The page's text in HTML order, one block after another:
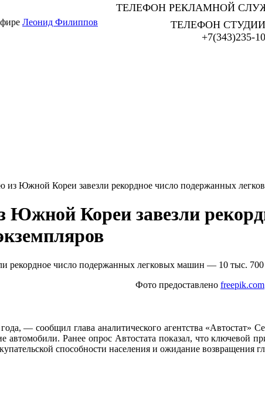
Леонид Филиппов
ТЕЛЕФОН РЕКЛАМНОЙ
ТЕЛЕФОН СТУДИИ/
+7(343)235-
из Южной Кореи завезли рекордное число подержанных
Южной Кореи завезли
Фото предоставлено freepik.com
— сообщил глава аналитического агентства «Автостат»
автомобили. Ранее опрос Автостата показал, что
способности населения и ожидание возвращения